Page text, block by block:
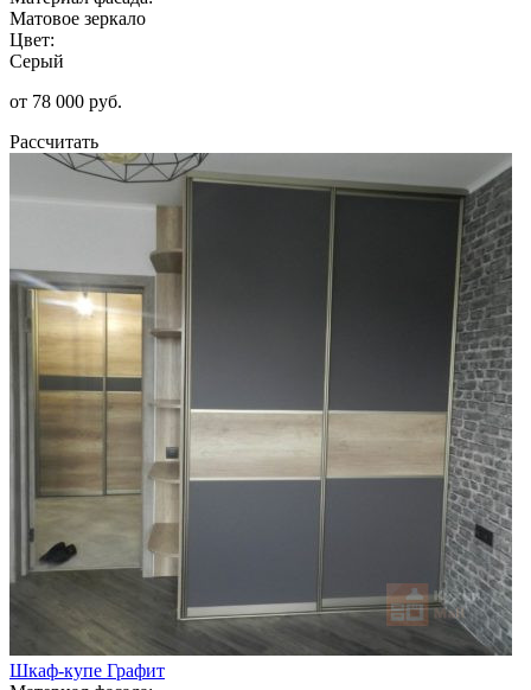
Матовое зеркало
Цвет:
Серый
от 78 000 руб.
Рассчитать
Шкаф-купе Графит